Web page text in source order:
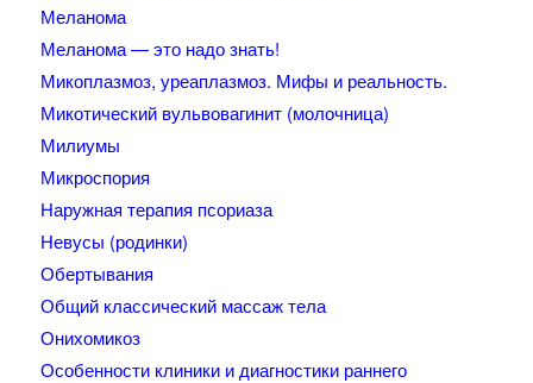
Меланома
Меланома — это надо знать!
Микоплазмоз, уреаплазмоз. Мифы и реальность.
Микотический вульвовагинит (молочница)
Милиумы
Микроспория
Наружная терапия псориаза
Невусы (родинки)
Обертывания
Общий классический массаж тела
Онихомикоз
Особенности клиники и диагностики раннего